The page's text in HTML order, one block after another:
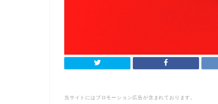
当サイトにはプロモーション広告が含まれております。